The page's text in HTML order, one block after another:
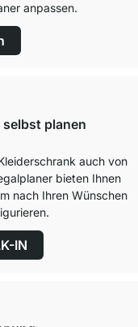
anpassen.
planen
auch von
bieten Ihnen
nach Ihren Wünschen
IN